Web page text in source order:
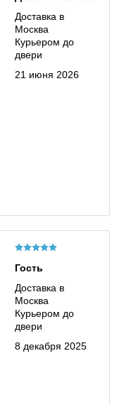
Доставка в
Москва
Курьером до
двери
21 июня 2026
Гость
Доставка в
Москва
Курьером до
двери
8 декабря 2025